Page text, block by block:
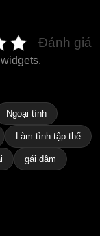
Đánh giá
Ngoại tình
Làm tình tập thể
gái dâm